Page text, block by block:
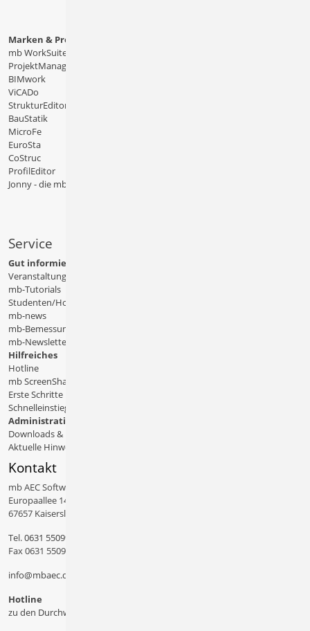
Marken & Produkte
mb WorkSuite
ProjektManager
BIMwork
ViCADo
StrukturEditor
BauStatik
MicroFe
EuroSta
CoStruc
ProfilEditor
Jonny - die mb-App
Service
Gut informiert
Veranstaltungen
mb-Tutorials
Studenten/Hochschule
mb-news
mb-Bemessungstafeln
mb-Newsletter
Hilfreiches
Hotline
mb ScreenShare
Erste Schritte
Schnelleinstiege & Doku
Administratives
Downloads & Patches
Aktuelle Hinweise
Kontakt
mb AEC Software GmbH
Europaallee 14
67657 Kaiserslautern
Tel.0631 550999 11
Fax 0631 550999 20
info@mbaec.de
Hotline
zu den Durchwahlen